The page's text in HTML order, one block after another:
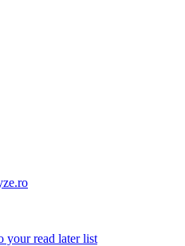
your read later list